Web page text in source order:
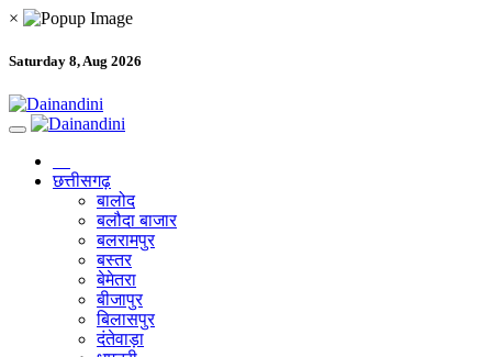
×
Saturday 8, Aug 2026
छत्तीसगढ़
बालोद
बलौदा बाजार
बलरामपुर
बस्तर
बेमेतरा
बीजापुर
बिलासपुर
दंतेवाड़ा